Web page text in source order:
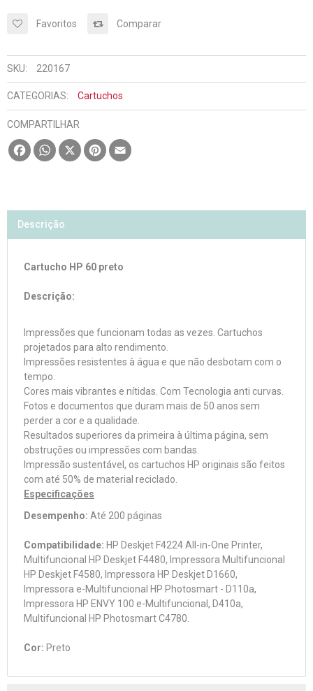
Favoritos Comparar
SKU: 220167
CATEGORIAS: Cartuchos
COMPARTILHAR
FacebookWhatsApp
X Pinterest
Descrição
Cartucho HP 60 preto
Descrição:
Impressões que funcionam todas as vezes. Cartuchos
projetados para alto rendimento.
Impressões resistentes à água e que não desbotam com o
tempo.
Cores mais vibrantes e nítidas. Com Tecnologia anti curvas.
Fotos e documentos que duram mais de 50 anos sem
perder a cor e a qualidade.
Resultados superiores da primeira à última página, sem
obstruções ou impressões com bandas.
Impressão sustentável, os cartuchos HP originais são feitos
com até 50% de material reciclado.
Especificações
Desempenho: Até 200 páginas
Compatibilidade: HP Deskjet F4224 All-in-One Printer,
Multifuncional HP Deskjet F4480, Impressora Multifuncional
HP Deskjet F4580, Impressora HP Deskjet D1660,
Impressora e-Multifuncional HP Photosmart - D110a,
Impressora HP ENVY 100 e-Multifuncional, D410a,
Multifuncional HP Photosmart C4780.
Cor: Preto